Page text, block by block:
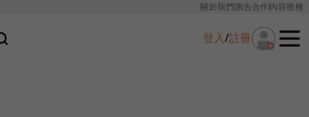
關於我們廣告合作內容授權
登入/註冊